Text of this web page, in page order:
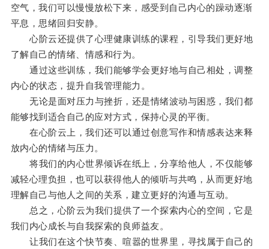
空气，我们可以慢慢放松下来，感受到自己内心的躁动逐渐
平息，思绪回归安静。
心阶云还提供了心理健康训练的课程，引导我们更好地
了解自己的情绪、情感和行为。
通过这些训练，我们能够学会更好地与自己相处，调整
内心的状态，提升自我管理能力。
无论是面对压力与挫折，还是情绪波动与困惑，我们都
能够找到适合自己的应对方式，保持心灵的平衡。
在心阶云上，我们还可以通过创意写作和情感表达来释
放内心的情绪与压力。
将我们的内心世界倾诉在纸上，分享给他人，不仅能够
减轻心理负担，也可以获得他人的倾听与共鸣，从而更好地
理解自己与他人之间的关系，建立更好的沟通与互动。
总之，心阶云为我们提供了一个探索内心的空间，它是
我们内心成长与自我探索的良师益友。
让我们在这个快节奏、喧嚣的世界里，寻找属于自己的